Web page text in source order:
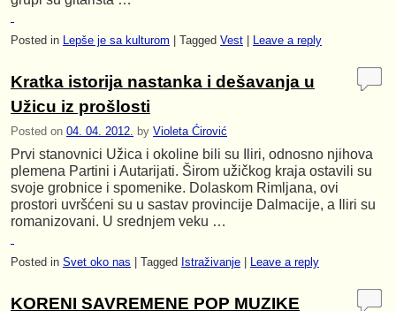
Posted in Lepše je sa kulturom Tagged Vest Leave a reply
Kratka istorija nastanka i dešavanja u
Užicu iz prošlosti
Posted on 04. 04. 2012. by Violeta Ćirović
Prvi stanovnici Užica i okoline bili su Iliri, odnosno njihova
plemena Partini i Autarijati. Širom užičkog kraja ostavili su
svoje grobnice i spomenike. Dolaskom Rimljana, ovi
prostori uvršćeni su u sastav provincije Dalmacije, a Iliri su
romanizovani. U srednjem veku …
Posted in Svet oko nas Tagged Istraživanje Leave a reply
KORENI SAVREMENE POP MUZIKE